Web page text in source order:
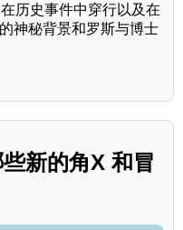
历史事件中穿行以及在
神秘背景和罗斯与博士
新的角X 和冒